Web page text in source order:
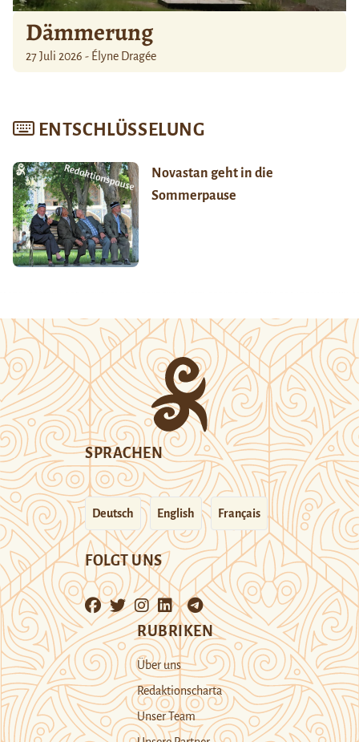
Dämmerung
27 Juli 2026 - Élyne Dragée
ENTSCHLÜSSELUNG
Novastan geht in die
Sommerpause
SPRACHEN
Deutsch English Français
FOLGT UNS
RUBRIKEN
Über uns
Redaktionscharta
Unser Team